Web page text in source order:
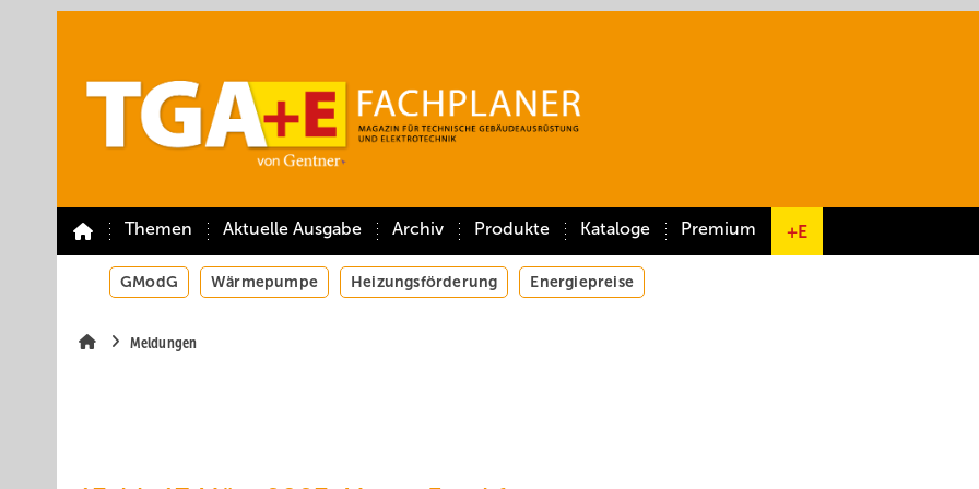
Themen Aktuelle Ausgabe Archiv Produkte Kataloge Premium +E
GModG Wärmepumpe Heizungsförderung Energiepreise
Meldungen